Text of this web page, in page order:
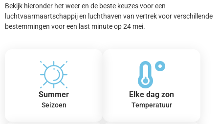
Bekijk hieronder het weer en de beste keuzes voor een
luchtvaarmaartschappij en luchthaven van vertrek voor verschillende
bestemmingen voor een last minute op 24 mei.
Summer
Seizoen
Elke dag zon
Temperatuur